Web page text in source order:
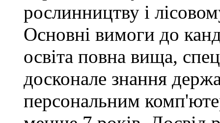
рослинництву і
Основні вимоги до
освіта повна вища,
досконале знання
персональним